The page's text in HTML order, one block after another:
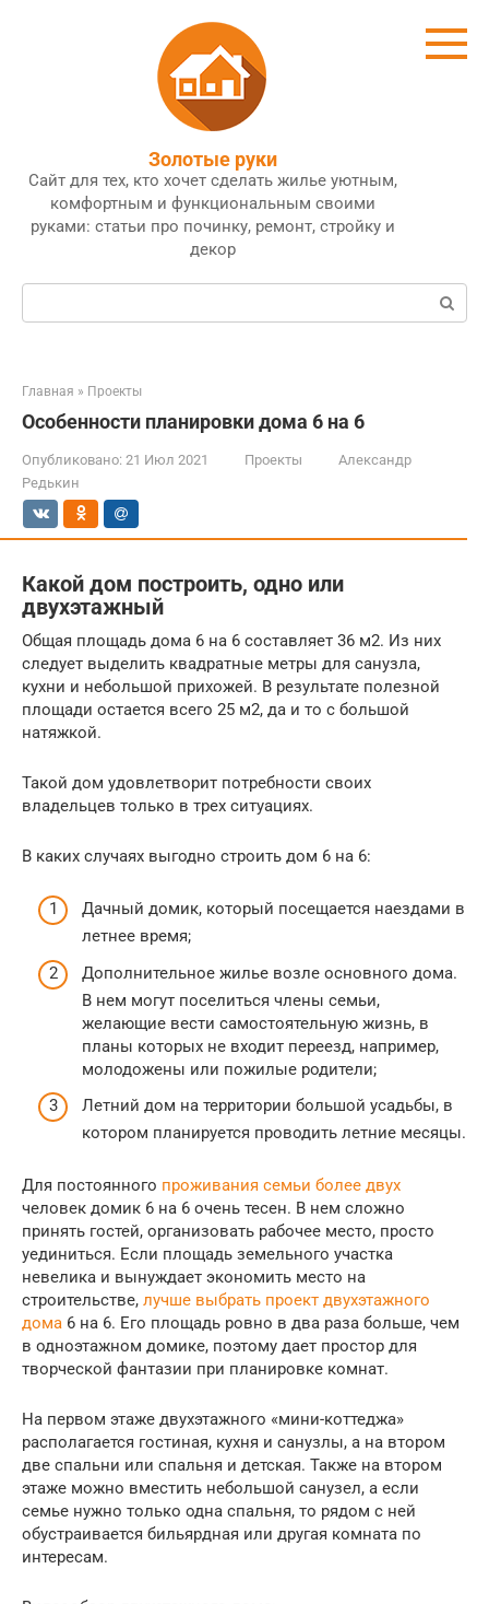
Золотые руки
Сайт для тех, кто хочет сделать жилье уютным,
комфортным и функциональным своими
руками: статьи про починку, ремонт, стройку и
декор
Поиск:
Главная » Проекты
Особенности планировки дома 6 на 6
Опубликовано: 21 Июл 2021 Проекты
Александр
Редькин
Какой дом построить, одно или
двухэтажный
Общая площадь дома 6 на 6 составляет 36 м2. Из них
следует выделить квадратные метры для санузла,
кухни и небольшой прихожей. В результате полезной
площади остается всего 25 м2, да и то с большой
натяжкой.
Такой дом удовлетворит потребности своих
владельцев только в трех ситуациях.
В каких случаях выгодно строить дом 6 на 6:
Дачный домик, который посещается наездами в
летнее время;
Дополнительное жилье возле основного дома.
В нем могут поселиться члены семьи,
желающие вести самостоятельную жизнь, в
планы которых не входит переезд, например,
молодожены или пожилые родители;
Летний дом на территории большой усадьбы, в
котором планируется проводить летние месяцы.
Для постоянного проживания семьи более двух
человек домик 6 на 6 очень тесен. В нем сложно
принять гостей, организовать рабочее место, просто
уединиться. Если площадь земельного участка
невелика и вынуждает экономить место на
строительстве, лучше выбрать проект двухэтажного
дома 6 на 6. Его площадь ровно в два раза больше, чем
в одноэтажном домике, поэтому дает простор для
творческой фантазии при планировке комнат.
На первом этаже двухэтажного «мини-коттеджа»
располагается гостиная, кухня и санузлы, а на втором
две спальни или спальня и детская. Также на втором
этаже можно вместить небольшой санузел, а если
семье нужно только одна спальня, то рядом с ней
обустраивается бильярдная или другая комната по
интересам.